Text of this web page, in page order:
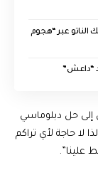
الناتو عبر “هجوم
إلى حل دبلوماسي
لا حاجة لأي تراكم
علينا”.